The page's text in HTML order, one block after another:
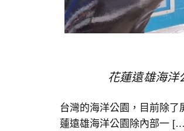
花蓮遠雄海洋
台灣的海洋公園，目前除
蓮遠雄海洋公園除內部一